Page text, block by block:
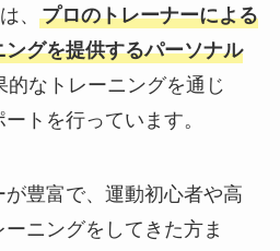
は、 プロのトレーナーによる
グを提供するパーソナル
的なトレーニングを通じ
トを行っています。
が豊富で、運動初心者や高
ニングをしてきた方ま